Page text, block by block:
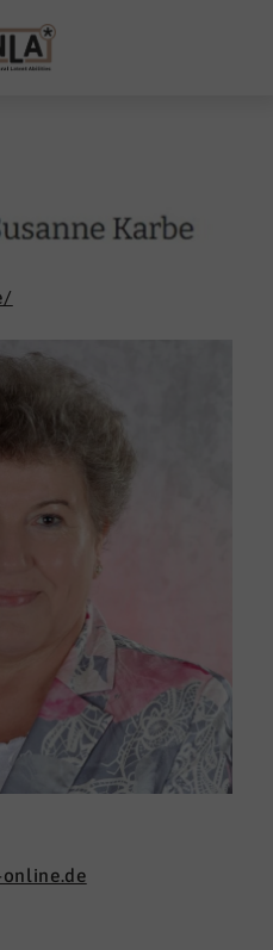
online.de